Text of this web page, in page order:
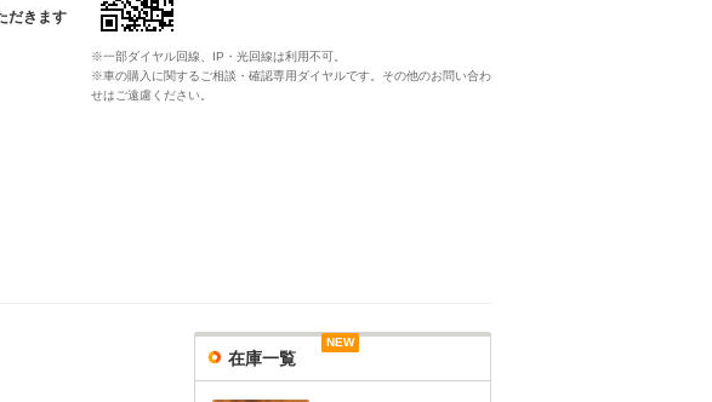
だきます
※一部ダイヤル回線、IP・光回線は利用不可。
※車の購入に関するご相談・確認専用ダイヤルです。その他のお問い合わ
せはご遠慮ください。
在庫一覧
NEW
NEW
NEW